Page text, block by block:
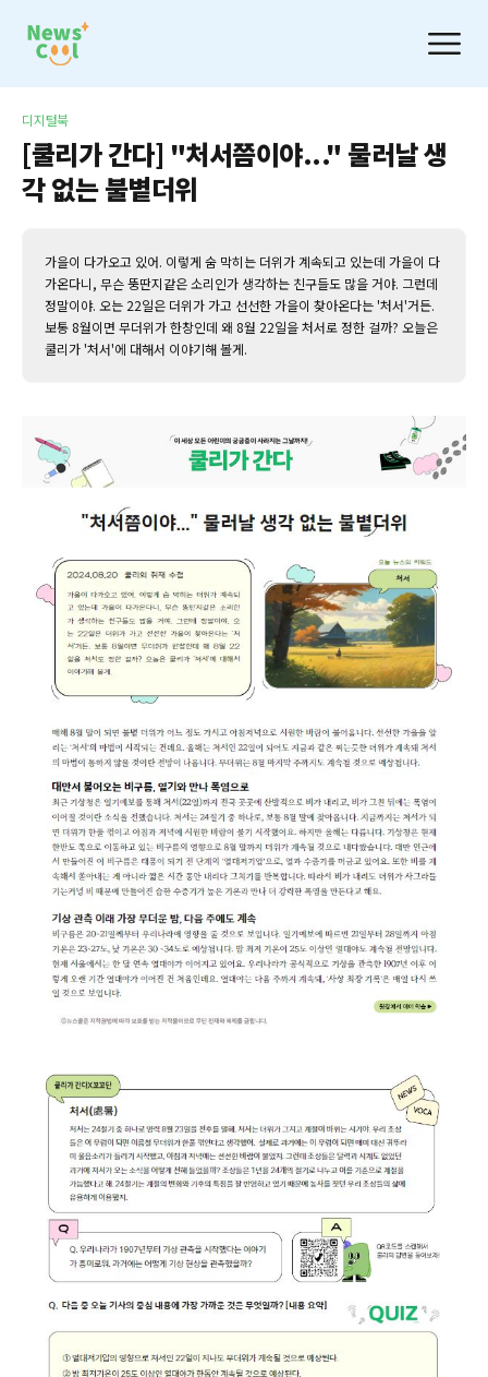
디지털북
[쿨리가 간다] "처서쯤이야..." 물러날 생
각 없는 불볕더위
가을이 다가오고 있어. 이렇게 숨 막히는 더위가 계속되고 있는데 가을이 다
가온다니, 무슨 뚱딴지같은 소리인가 생각하는 친구들도 많을 거야. 그런데
정말이야. 오는 22일은 더위가 가고 선선한 가을이 찾아온다는 '처서'거든.
보통 8월이면 무더위가 한창인데 왜 8월 22일을 처서로 정한 걸까? 오늘은
쿨리가 '처서'에 대해서 이야기해 볼게.